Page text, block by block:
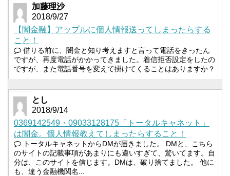
加藤理沙
2018/9/27
【闇金融】アップルに個人情報送ってしまったらする
こと！
借りる前に、闇金と知り考えますと言って電話をきったん
ですが、再度電話がかかってきました。着信拒否設定をしたの
ですが、また電話番号を変えて掛けてくることはありますか？
とし
2018/9/14
0369142549・09033128175「トータルキャネット」
は闇金。個人情報教えてしまったらすること！
トータルキャネットからDMが届きました。 DMと、こちら
のサイトの記載事項があまりにも違いすぎて、驚いてます。自
分は、このサイトを信じます。DMは、破り捨てました。 他に
も、違う金融機関名...